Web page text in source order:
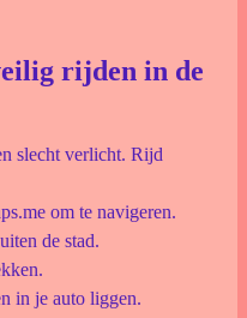
rijden in de
slecht verlicht. Rijd
om te navigeren.
de stad.
in je auto liggen.